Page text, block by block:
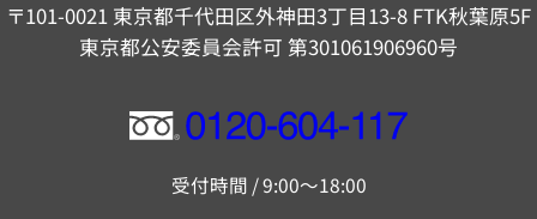
〒101-0021 東京都千代田区外神田3丁目13-8 FTK秋葉原5F
東京都公安委員会許可 第301061906960号
フ
ー
受付時間 / 9:00～18:00